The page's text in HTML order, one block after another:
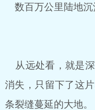
数百万公里陆地沉
从远处看，就是
消失，只留下了这
条裂缝蔓延的大地。